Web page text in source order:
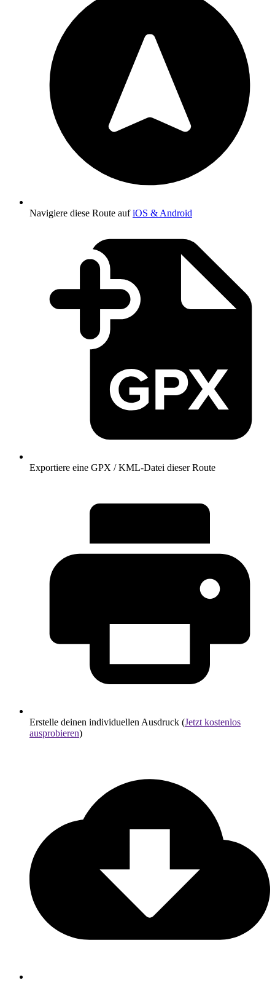
Navigiere diese Route aufiOS & Android
Exportiere eine GPX / KML-Datei dieser Route
Erstelle deinen individuellen Ausdruck (Jetzt kostenlos
ausprobieren)